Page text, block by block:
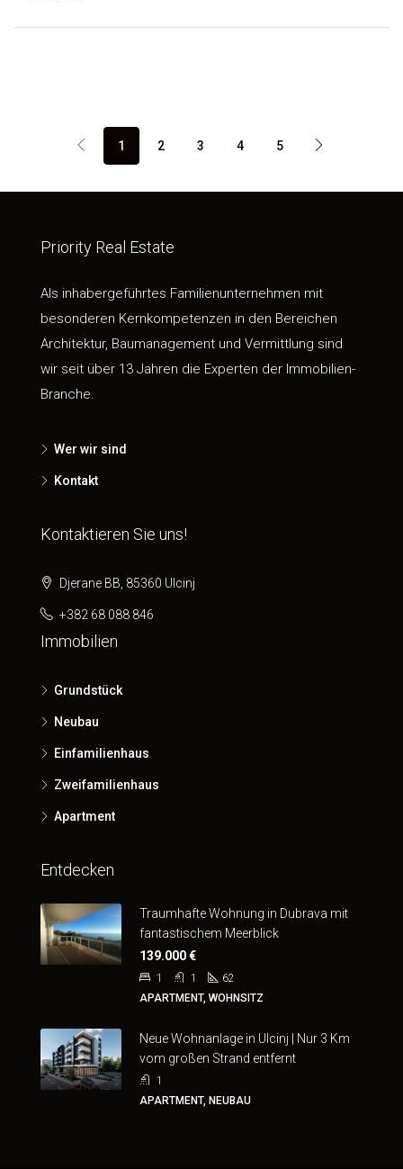
1 2 3 4 5
Priority Real Estate
Als inhabergeführtes Familienunternehmen mit
besonderen Kernkompetenzen in den Bereichen
Architektur, Baumanagement und Vermittlung sind
wir seit über 13 Jahren die Experten der Immobilien-
Branche.
Wer wir sind
Kontakt
Kontaktieren Sie uns!
Djerane BB, 85360 Ulcinj
+382 68 088 846
Immobilien
Grundstück
Neubau
Einfamilienhaus
Zweifamilienhaus
Apartment
Entdecken
Traumhafte Wohnung in Dubrava mit
fantastischem Meerblick
139.000 €
1 1
62
APARTMENT, WOHNSITZ
Neue Wohnanlage in Ulcinj | Nur 3 Km
vom großen Strand entfernt
1
APARTMENT, NEUBAU